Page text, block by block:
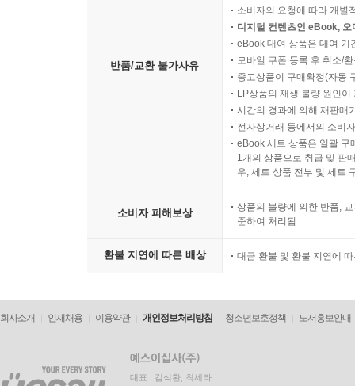
반품/교환 불가사유
소비자의 요청에 따라 개별
디지털 컨텐츠인 eBook,
eBook 대여 상품은 대여 기
모바일 쿠폰 등록 후 취소/
중고상품이 구매확정(자동
LP상품의 재생 불량 원인
시간의 경과에 의해 재판매
전자상거래 등에서의 소비
eBook 세트 상품은 일괄 구
1개의 상품으로 취급 및 판
우, 세트 상품 전부 및 세트
소비자 피해보상
상품의 불량에 의한 반품,
준하여 처리됨
환불 지연에 따른 배상 대금 환불 및 환불 지연에
회사소개 인재채용 이용약관 개인정보처리방침 청소년보호정책 도서홍보안내
대표 : 김석환, 최세라